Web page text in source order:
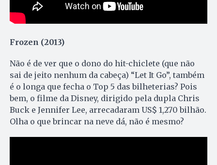
Frozen (2013)
Não é de ver que o dono do hit-chiclete (que não
sai de jeito nenhum da cabeça) “Let It Go”, também
é o longa que fecha o Top 5 das bilheterias? Pois
bem, o filme da Disney, dirigido pela dupla Chris
Buck e Jennifer Lee, arrecadaram US$ 1,270 bilhão.
Olha o que brincar na neve dá, não é mesmo?